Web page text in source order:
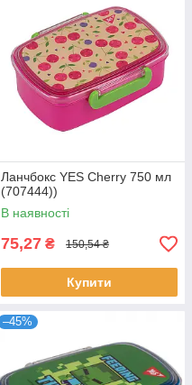
Ланчбокс YES Cherry 750 мл
(707444))
В наявності
75,27 ₴ 150,54 ₴
Купити
–45%